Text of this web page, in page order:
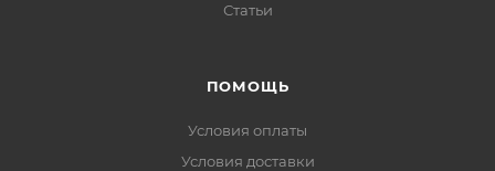
Статьи
ПОМОЩЬ
Условия оплаты
Условия доставки